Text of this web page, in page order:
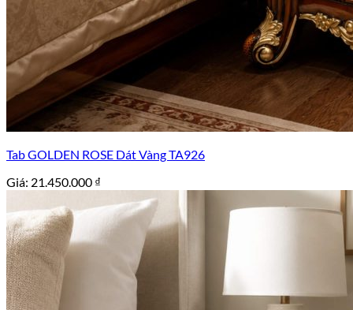
Tab GOLDEN ROSE Dát Vàng TA926
Giá: 21.450.000 ₫